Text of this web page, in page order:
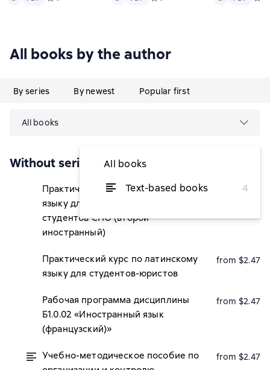
All books by the author
By series By newest Popular first
All books
All books
Text-based books
4
Without series
Практический курс по французскому
языку для самостоятельной работы
студентов СПО (второй
иностранный)
from $2.96
Практический курс по латинскому
языку для студентов-юристов
from $2.47
Рабочая программа дисциплины
Б1.0.02 «Иностранный язык
(французский)»
from $2.47
Учебно-методическое пособие по
from $2.47